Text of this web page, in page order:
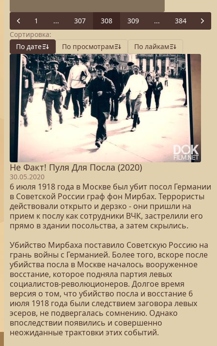
Previous
1 ... 307 308 309 ... 384
Next
Сортировка:
По дате
По просмотрам По лайкам
Не Факт! Пуля Для Посла (2020)
30.05.2020
6 июля 1918 года в Москве был убит посол Германии
в Советской России граф фон Мирбах. Террористы
действовали открыто и дерзко - они пришли на
прием к послу как сотрудники ВЧК, застрелили его
прямо в здании посольства, а затем скрылись.
Убийство Мирбаха поставило Советскую Россию на
грань войны с Германией. Более того, вскоре после
убийства посла в Москве началось вооруженное
восстание, которое подняла партия левых
социалистов-революционеров. Долгое время
версия о том, что убийство посла и восстание 6
июля 1918 года были следствием заговора левых
эсеров, не подвергалась сомнению. Однако
впоследствии появились и совершенно
неожиданные трактовки этих событий.